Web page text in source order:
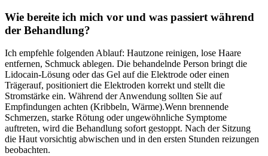
Wie bereite ⁤ich mich⁤ vor und was passiert während
der Behandlung?
Ich empfehle folgenden Ablauf: ⁤Hautzone reinigen, lose Haare
entfernen, Schmuck ablegen. Die behandelnde Person bringt die
‌Lidocain‑Lösung oder das Gel auf die ​Elektrode oder einen‍
Trägerauf, ‍positioniert die Elektroden ⁣korrekt und stellt die
Stromstärke ​ein. Während der Anwendung sollten Sie auf‌
Empfindungen ⁣achten (Kribbeln, Wärme).Wenn brennende
Schmerzen, starke Rötung oder ungewöhnliche Symptome
auftreten, wird ‍die Behandlung sofort gestoppt. Nach‌ der Sitzung
die Haut ⁢vorsichtig abwischen und in den ersten Stunden ‍reizungen
beobachten.